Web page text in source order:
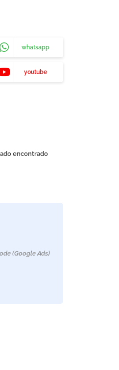
whatsapp
youtube
encontrado
(Google Ads)